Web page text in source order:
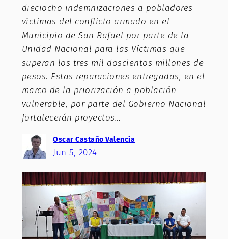
dieciocho indemnizaciones a pobladores
víctimas del conflicto armado en el
Municipio de San Rafael por parte de la
Unidad Nacional para las Víctimas que
superan los tres mil doscientos millones de
pesos. Estas reparaciones entregadas, en el
marco de la priorización a población
vulnerable, por parte del Gobierno Nacional
fortalecerán proyectos…
Oscar Castaño Valencia
Jun 5, 2024